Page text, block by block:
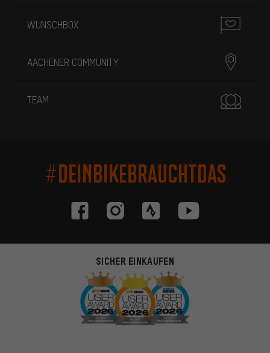
WUNSCHBOX
AACHENER COMMUNITY
TEAM
#DEINBIKEBRAUCHTDAS
SICHER EINKAUFEN